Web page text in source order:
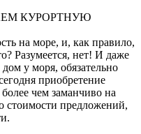
на море, и, как правило,
Разумеется, нет! И даже
у моря, обязательно
приобретение
более чем заманчиво на
стоимости предложений,